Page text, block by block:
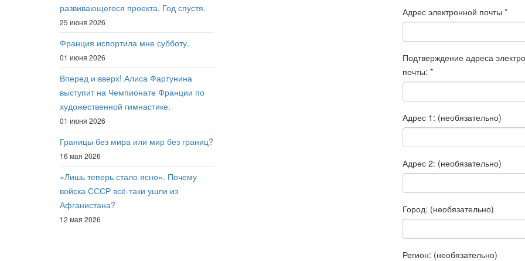
развивающегося проекта. Год спустя.
25 июня 2026
Франция испортила мне субботу.
01 июня 2026
Вперед и вверх! Алиса Фартунина
выступит на Чемпионате Франции по
художественной гимнастике.
01 июня 2026
Границы без мира или мир без границ?
16 мая 2026
«Лишь теперь стало ясно». Почему
войска СССР всё-таки ушли из
Афганистана?
12 мая 2026
Адрес электронной почты *
Подтверждение адреса
почты: *
Адрес 1: (необязательно)
Адрес 2: (необязательно)
Город: (необязательно)
Регион: (необязательно)